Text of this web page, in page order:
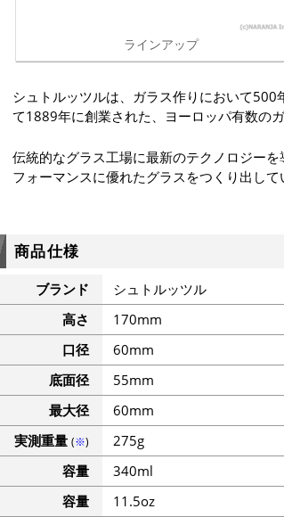
ラインアップ
シュトルッツルは、ガラス作りにおいて
て1889年に創業された、ヨーロッパ有数のガ
伝統的なグラス工場に最新のテクノロジー
フォーマンスに優れたグラスをつくり出して
商品仕様
ブランド
シュトルッツル
高さ
170mm
口径
60mm
底面径
55mm
最大径
60mm
実測重量 (※)
275g
容量
340ml
容量
11.5oz